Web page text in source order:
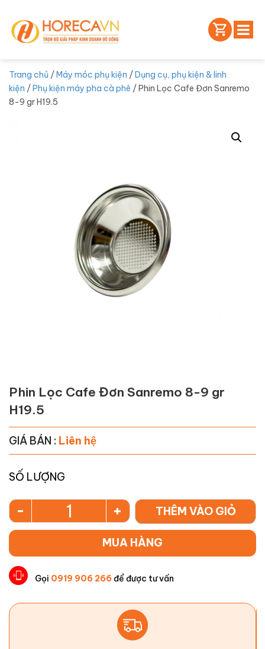
Trang chủ /Máy móc phụ kiện /Dụng cụ, phụ kiện & linh
kiện /Phụ kiện máy pha cà phê / Phin Lọc Cafe Đơn Sanremo
8-9 gr H19.5
Phin Lọc Cafe Đơn Sanremo 8-9 gr
H19.5
GIÁ BÁN : Liên hệ
SỐ LƯỢNG
+
- THÊM VÀO GIỎ
MUA HÀNG
Gọi 0919 906 266 để được tư vấn